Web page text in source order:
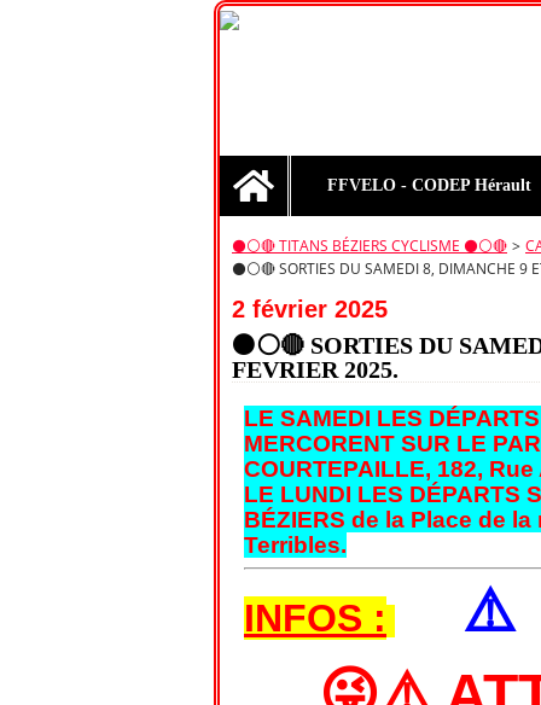
FFVELO - CODEP Hérault
⚫️⚪️🔴 TITANS BÉZIERS CYCLISME ⚫️⚪️🔴 >
⚫⚪🔴 SORTIES DU SAMEDI 8, DIMANCHE 9
2 février 2025
⚫⚪🔴 SORTIES DU
FEVRIER 2025.
LE SAMEDI LES
MERCORENT SUR LE
COURTEPAILLE, 182,
LE LUNDI LES DÉPARTS
BÉZIERS de la Place de
Terribles.
INFOS : ⚠️